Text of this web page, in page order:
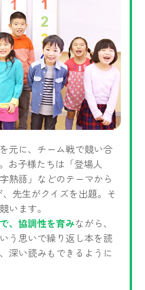
元に、チーム戦で競い合
お子様たちは「登場人
熟語」などのテーマから
先生がクイズを出題。そ
います。
、協調性を育みながら、
う思いで繰り返し本を読
深い読みもできるように